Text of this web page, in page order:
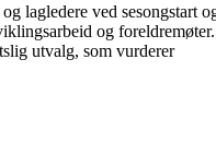
lagledere ved sesongstart
og foreldremøter.
utvalg, som vurderer